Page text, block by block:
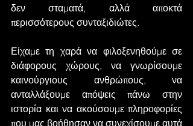
δεν σταματά, αλλά αποκτά
περισσότερους συνταξιδιώτες.
Είχαμε τη χαρά να φιλοξενηθούμε σε
διάφορους χώρους, να γνωρίσουμε
καινούργιους ανθρώπους, να
ανταλλάξουμε απόψεις πάνω στην
ιστορία και να ακούσουμε πληροφορίες
που μας βοήθησαν να συνεχίσουμε αυτά